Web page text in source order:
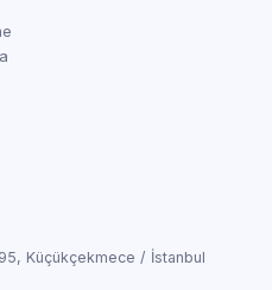
Küçükçekmece / İstanbul